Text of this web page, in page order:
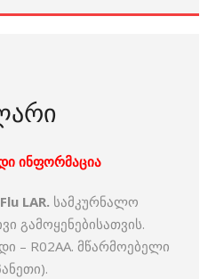
ინფორმაცია
LAR. სამკურნალო
გამოყენებისათვის.
– R02AA. მწარმოებელი